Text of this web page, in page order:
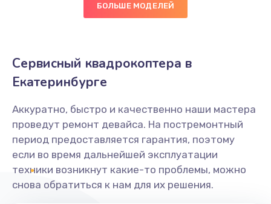
БОЛЬШЕ МОДЕЛЕЙ
Сервисный квадрокоптера в
Екатеринбурге
Аккуратно, быстро и качественно наши мастера
проведут ремонт девайса. На постремонтный
период предоставляется гарантия, поэтому
если во время дальнейшей эксплуатации
техники возникнут какие-то проблемы, можно
снова обратиться к нам для их решения.